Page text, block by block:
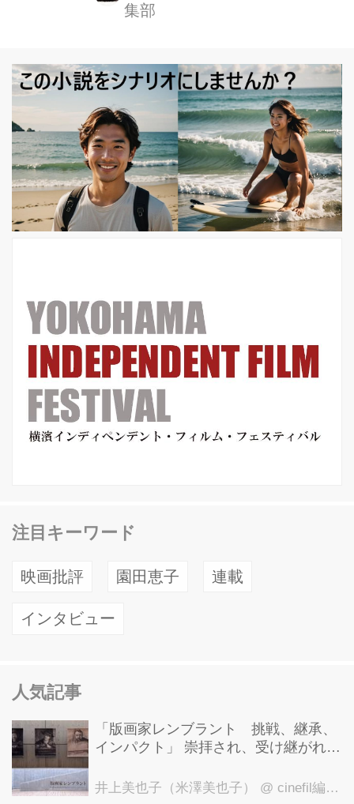
録した映画『僕たちのラストステー
『僕たちのラストステージ』本作の予
告映像＆本ビジュアルが完成いたしま
した！ 本作は、ハリウッドでサイレン
トからトーキー期に活躍した伝説のお
笑いコンビ、ローレル＆ハーディ(極楽
コンビ)の晩年の実話を描いた感動作。
今回解禁となったポスタービジュアル
集部
注目キーワード
映画批評 園田恵子 連載
インタビュー
人気記事
「版画家レンブラント 挑戦、継承、
インパクト」 崇拝され、受け継がれ、
洋美術館にて9月23日まで開催中！
井上美也子（米澤美也子） @ cinefil編集部